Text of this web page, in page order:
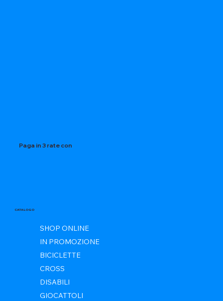
Paga in 3 rate con
CATALOGO
SHOP ONLINE
IN PROMOZIONE
BICICLETTE
CROSS
DISABILI
GIOCATTOLI